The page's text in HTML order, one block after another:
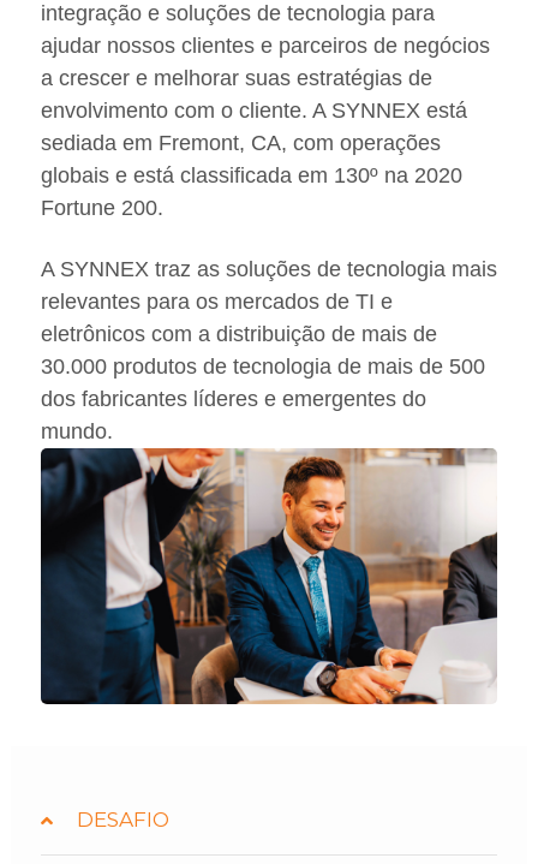
integração e soluções de tecnologia para
ajudar nossos clientes e parceiros de negócios
a crescer e melhorar suas estratégias de
envolvimento com o cliente. A SYNNEX está
sediada em Fremont, CA, com operações
globais e está classificada em 130º na 2020
Fortune 200.
A SYNNEX traz as soluções de tecnologia mais
relevantes para os mercados de TI e
eletrônicos com a distribuição de mais de
30.000 produtos de tecnologia de mais de 500
dos fabricantes líderes e emergentes do
mundo.
DESAFIO